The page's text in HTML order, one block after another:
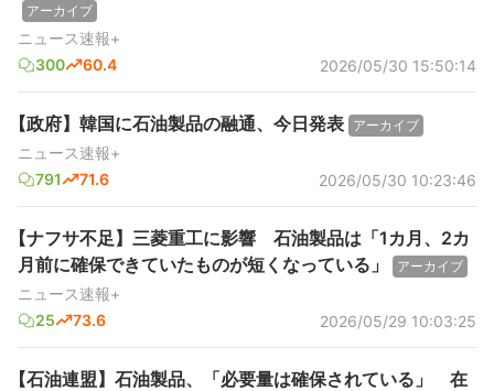
アーカイブ
ニュース速報+
300
60.4 2026/05/30 15:50:14
【政府】韓国に石油製品の融通、今日発表 アーカイブ
ニュース速報+
791
71.6 2026/05/30 10:23:46
【ナフサ不足】三菱重工に影響 石油製品は「1カ月、2カ
月前に確保できていたものが短くなっている」
アーカイブ
ニュース速報+
25
73.6 2026/05/29 10:03:25
【石油連盟】石油製品、「必要量は確保されている」 在